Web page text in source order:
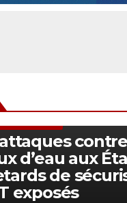
d’eau aux
de
exposés